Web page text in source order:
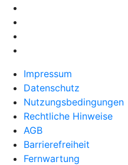
Impressum
Datenschutz
Nutzungsbedingungen
Rechtliche Hinweise
AGB
Barrierefreiheit
Fernwartung